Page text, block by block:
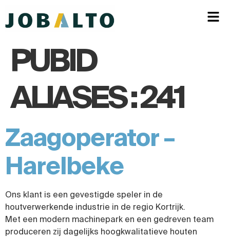
PUBID
ALIASES :241
Zaagoperator –
Harelbeke
Ons klant is een gevestigde speler in de
houtverwerkende industrie in de regio Kortrijk.
Met een modern machinepark en een gedreven team
produceren zij dagelijks hoogkwalitatieve houten